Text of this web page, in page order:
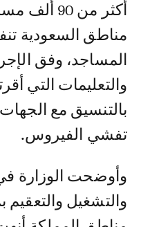
أكثر من
مناطق السعودية
المساجد، وفق
والتعليمات التي
بالتنسيق مع
تفشي الفيروس.
وأوضحت الوزارة
والتشغيل